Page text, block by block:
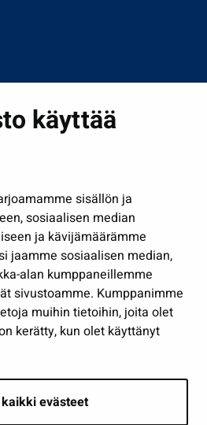
käyttää
sisällön ja
sosiaalisen median
ja kävijämäärämme
jaamme sosiaalisen median,
alan kumppaneillemme
sivustoamme. Kumppanimme
muihin tietoihin, joita olet
kerätty, kun olet käyttänyt
evästeet